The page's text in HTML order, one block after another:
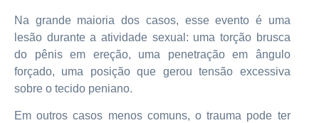
Na grande maioria dos casos, esse evento é uma
lesão durante a atividade sexual: uma torção brusca
do pênis em ereção, uma penetração em ângulo
forçado, uma posição que gerou tensão excessiva
sobre o tecido peniano.
Em outros casos menos comuns, o trauma pode ter